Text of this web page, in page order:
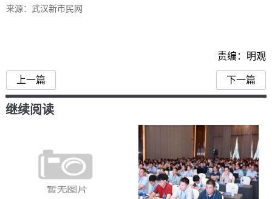
来源：武汉新市民网
责编：明观
上一篇 下一篇
继续阅读